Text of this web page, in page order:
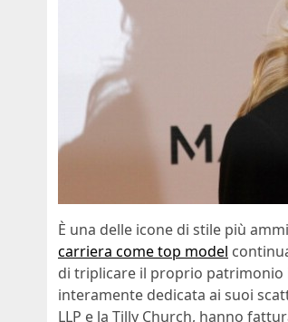
È una delle icone di stile più
carriera come top model
di triplicare il proprio patrimonio
interamente dedicata ai suoi
LLP e la Tilly Church, hanno